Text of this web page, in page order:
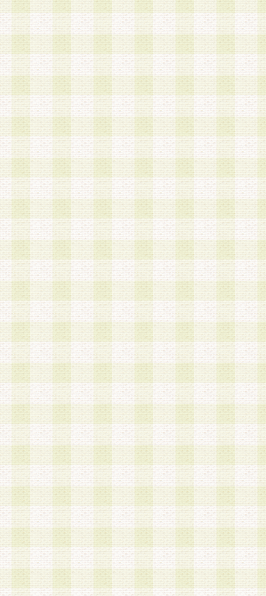
第5条 会員の登録情報
1.当社は、会員の登録情報に含まれる氏名・住所
アドレス等会員個人を識別できる情報を当社が別
シーポリシー
」に基づき適切に取り扱うものとし
は、当該個人情報を以下の各号に定める目的に利
す。なお、これら事項以外の目的で個人情報を利
かじめ会員の同意を得たうえで利用するものとし
a.本サービスの実施または運営
b.本サービスに係る謝礼、景品、調査サンプル品
c.会員からの電話、メール等の問い合わせなどへ
d.その他これらに付随する業務
2.当社は、会員個人を識別することのできる情報
会員情報を本人の承諾なく第三者に開示すること
人を識別できる情報について第三者に開示または
社は事前に会員本人の同意を得るものとします。
3.前項の定めに拘わらず、当社は、以下の目的に
意を 得ることなく、会員個人を識別できる情報
づき選定した委託業者に対して当社の責任におい
できるものとします。な お、当社は、当該委託
契約を締結しこれを遵守させるとともに、本規約
の注意をもって当該情報を使用させるものとし ま
a.本サービスに係る謝礼、景品、調査サンプル品
b.会員からの電話、メール等の問い合わせなどへ
c.モバイルリサーチ、またはグループ形式による
実施もしくは運営
d.その他これらに付随する業務
4.会員は、住所、電話番号その他の登録情報につ
合は、速やかに当社所定の変更手続きを行うもの
5.当社は、必要と認めた場合、会員に対して、電
手段により登録情報の対象者が会員登録者本人で
の内容が正確であること、アンケートの回答内容
うことができるものとます。
6.会員は、会員登録後当社が定期的に行う登録情
して、当社指定の期間内に更新手続きを行うもの
該期間内に更新手続きを行わない場合、その時点
発行したポイントは失効されるものとします。